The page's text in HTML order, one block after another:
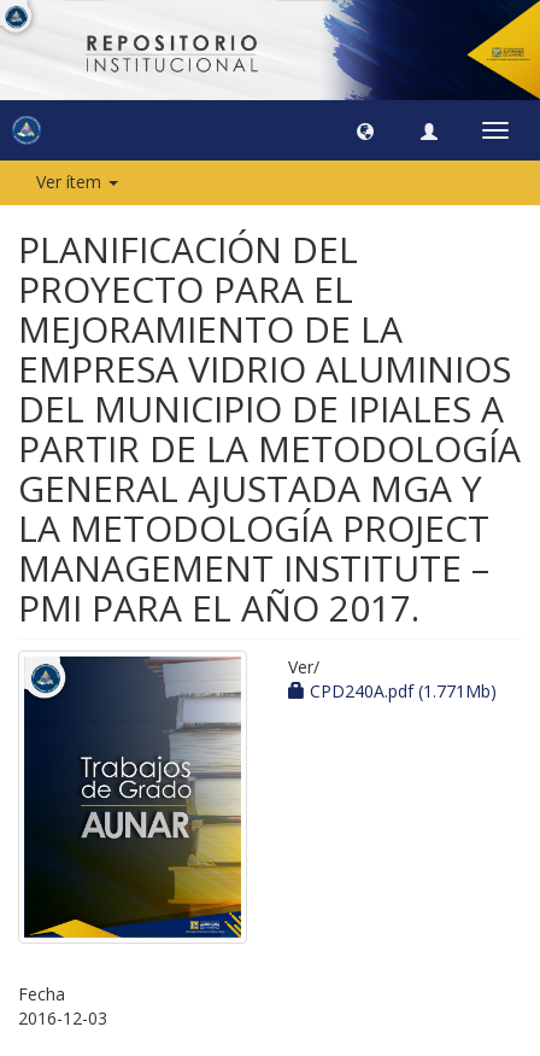
Ver ítem
PLANIFICACIÓN DEL
PROYECTO PARA EL
MEJORAMIENTO DE LA
EMPRESA VIDRIO ALUMINIOS
DEL MUNICIPIO DE IPIALES A
PARTIR DE LA METODOLOGÍA
GENERAL AJUSTADA MGA Y
LA METODOLOGÍA PROJECT
MANAGEMENT INSTITUTE –
PMI PARA EL AÑO 2017.
Ver/
CPD240A.pdf (1.771Mb)
Fecha
2016-12-03